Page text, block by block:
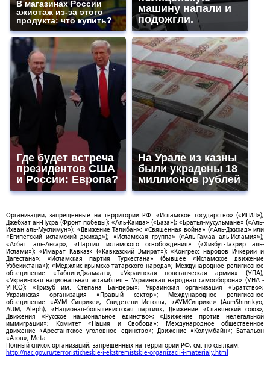
В магазинах России
ажиотаж из-за этого
продукта: что купить?
машину напали и
подожгли.
Где будет встреча
президентов США
и России: Европа?
На Урале из казны
были украдены 18
миллионов рублей
Организации, запрещенные на территории РФ: «Исламское государство» («ИГИЛ»);
Джебхат ан-Нусра (Фронт победы); «Аль-Каида» («База»); «Братья-мусульмане» («Аль-
Ихван аль-Муслимун»); «Движение Талибан»; «Священная война» («Аль-Джихад» или
«Египетский исламский джихад»); «Исламская группа» («Аль-Гамаа аль-Исламия»);
«Асбат аль-Ансар»; «Партия исламского освобождения» («Хизбут-Тахрир аль-
Ислами»); «Имарат Кавказ» («Кавказский Эмират»); «Конгресс народов Ичкерии и
Дагестана»; «Исламская партия Туркестана» (бывшее «Исламское движение
Узбекистана»); «Меджлис крымско-татарского народа»; Международное религиозное
объединение «ТаблигиДжамаат»; «Украинская повстанческая армия» (УПА);
«Украинская национальная ассамблея – Украинская народная самооборона» (УНА -
УНСО); «Тризуб им. Степана Бандеры»; Украинская организация «Братство»;
Украинская организация «Правый сектор»; Международное религиозное
объединение «АУМ Синрике»; Свидетели Иеговы; «АУМСинрике» (AumShinrikyo,
AUM, Aleph); «Национал-большевистская партия»; Движение «Славянский союз»;
Движения «Русское национальное единство»; «Движение против нелегальной
иммиграции»; Комитет «Нация и Свобода»; Международное общественное
движение «Арестантское уголовное единство»; Движение «Колумбайн»; Батальон
«Азов»; Meta
Полный список организаций, запрещенных на территории РФ, см. по ссылкам:
http://nac.gov.ru/terroristicheskie-i-ekstremistskie-organizacii-i-materialy.html